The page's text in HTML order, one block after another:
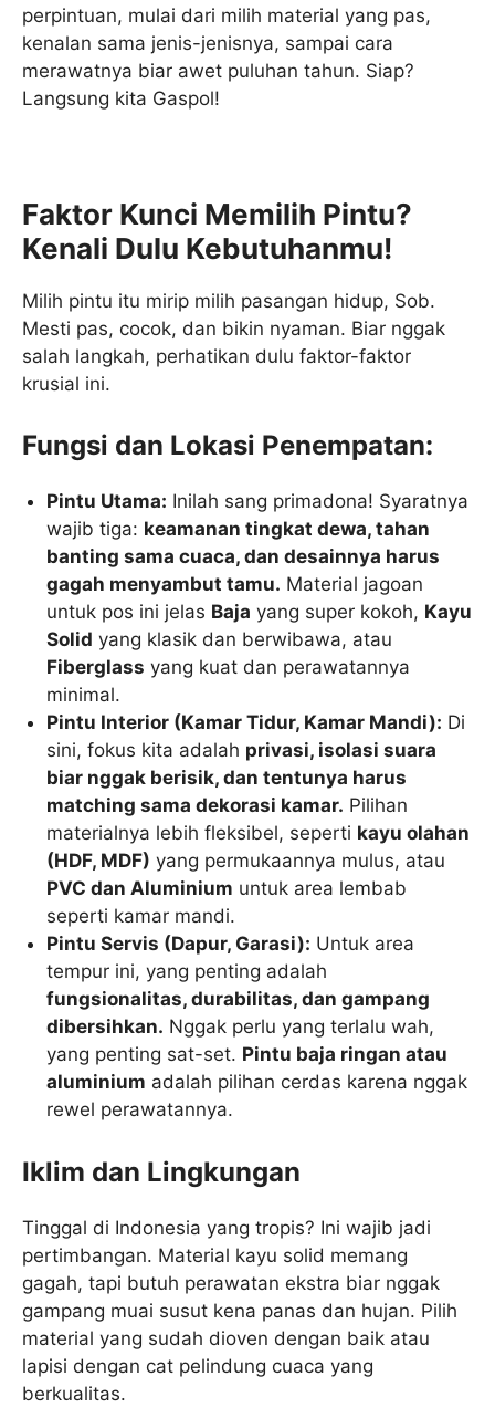
perpintuan, mulai dari milih material yang pas,
kenalan sama jenis-jenisnya, sampai cara
merawatnya biar awet puluhan tahun. Siap?
Langsung kita Gaspol!
Faktor Kunci Memilih Pintu?
Kenali Dulu Kebutuhanmu!
Milih pintu itu mirip milih pasangan hidup, Sob.
Mesti pas, cocok, dan bikin nyaman. Biar nggak
salah langkah, perhatikan dulu faktor-faktor
krusial ini.
Fungsi dan Lokasi Penempatan:
Pintu Utama: Inilah sang primadona! Syaratnya
wajib tiga: keamanan tingkat dewa, tahan
banting sama cuaca, dan desainnya harus
gagah menyambut tamu. Material jagoan
untuk pos ini jelas Baja yang super kokoh, Kayu
Solid yang klasik dan berwibawa, atau
Fiberglass yang kuat dan perawatannya
minimal.
Pintu Interior (Kamar Tidur, Kamar Mandi): Di
sini, fokus kita adalah privasi, isolasi suara
biar nggak berisik, dan tentunya harus
matching sama dekorasi kamar. Pilihan
materialnya lebih fleksibel, seperti kayu olahan
(HDF, MDF) yang permukaannya mulus, atau
PVC dan Aluminium untuk area lembab
seperti kamar mandi.
Pintu Servis (Dapur, Garasi): Untuk area
tempur ini, yang penting adalah
fungsionalitas, durabilitas, dan gampang
dibersihkan. Nggak perlu yang terlalu wah,
yang penting sat-set. Pintu baja ringan atau
aluminium adalah pilihan cerdas karena nggak
rewel perawatannya.
Iklim dan Lingkungan
Tinggal di Indonesia yang tropis? Ini wajib jadi
pertimbangan. Material kayu solid memang
gagah, tapi butuh perawatan ekstra biar nggak
gampang muai susut kena panas dan hujan. Pilih
material yang sudah dioven dengan baik atau
lapisi dengan cat pelindung cuaca yang
berkualitas.